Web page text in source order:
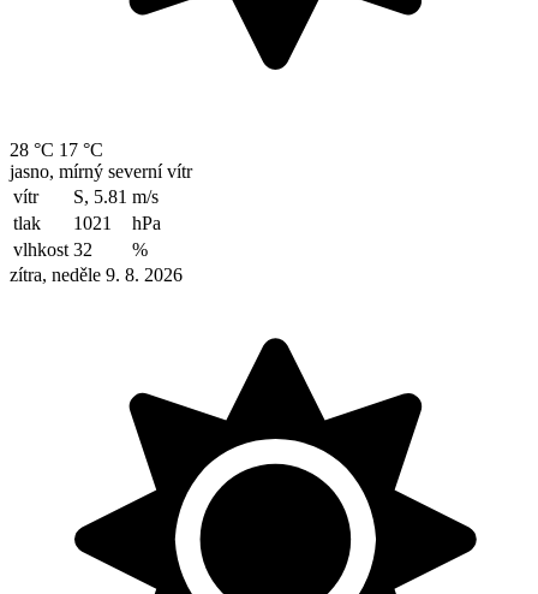
28 °C 17 °C
jasno, mírný severní vítr
vítr
S, 5.81 m/s
tlak
1021
hPa
vlhkost 32
%
zítra, neděle 9. 8. 2026